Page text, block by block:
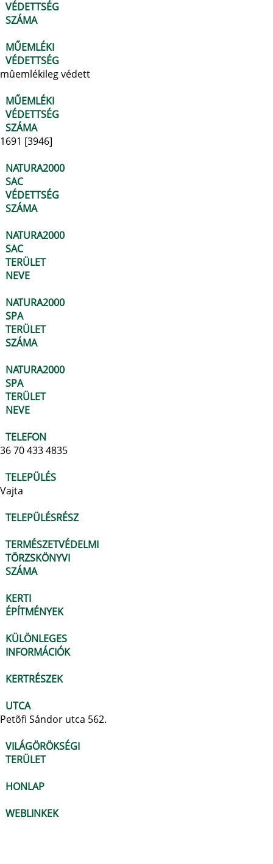
VÉDETTSÉG
SZÁMA
MŰEMLÉKI
VÉDETTSÉG
mûemlékileg védett
MŰEMLÉKI
VÉDETTSÉG
SZÁMA
1691 [3946]
NATURA2000
SAC
VÉDETTSÉG
SZÁMA
NATURA2000
SAC
TERÜLET
NEVE
NATURA2000
SPA
TERÜLET
SZÁMA
NATURA2000
SPA
TERÜLET
NEVE
TELEFON
36 70 433 4835
TELEPÜLÉS
Vajta
TELEPÜLÉSRÉSZ
TERMÉSZETVÉDELMI
TÖRZSKÖNYVI
SZÁMA
KERTI
ÉPÍTMÉNYEK
KÜLÖNLEGES
INFORMÁCIÓK
KERTRÉSZEK
UTCA
Petõfi Sándor utca 562.
VILÁGÖRÖKSÉGI
TERÜLET
HONLAP
WEBLINKEK